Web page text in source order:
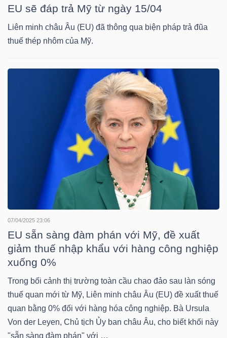
EU sẽ đáp trả Mỹ từ ngày 15/04
Liên minh châu Âu (EU) đã thông qua biện pháp trả đũa
thuế thép nhôm của Mỹ.
07/04/2025 23:06
EU sẵn sàng đàm phán với Mỹ, đề xuất
giảm thuế nhập khẩu với hàng công nghiệp
xuống 0%
Trong bối cảnh thị trường toàn cầu chao đảo sau làn sóng
thuế quan mới từ Mỹ, Liên minh châu Âu (EU) đề xuất thuế
quan bằng 0% đối với hàng hóa công nghiệp. Bà Ursula
Von der Leyen, Chủ tịch Ủy ban châu Âu, cho biết khối này
"sẵn sàng đàm phán" với …
NĂNG
CÔNG
NGHIỆP
TIÊU
DÙNG
KHÔNG